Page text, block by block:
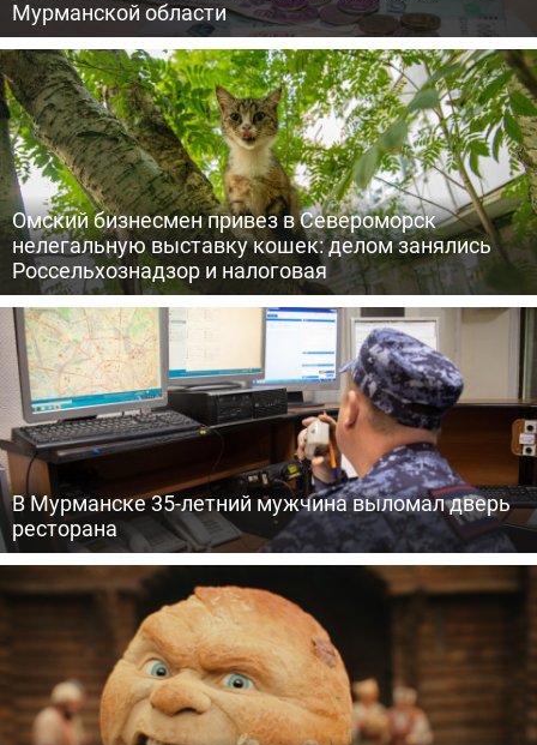
Мурманской области
Омский бизнесмен привез в Североморск
нелегальную выставку кошек: делом занялись
Россельхознадзор и налоговая
В Мурманске 35-летний мужчина выломал дверь
ресторана